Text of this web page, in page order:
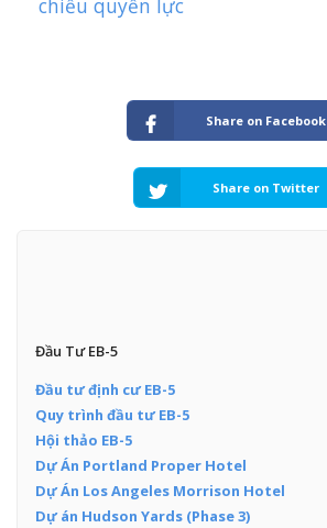
chiếu quyền lực
Share on Facebook
Share on Twitter
Đầu Tư EB-5
Đầu tư định cư EB-5
Quy trình đầu tư EB-5
Hội thảo EB-5
Dự Án Portland Proper Hotel
Dự Án Los Angeles Morrison Hotel
Dự án Hudson Yards (Phase 3)